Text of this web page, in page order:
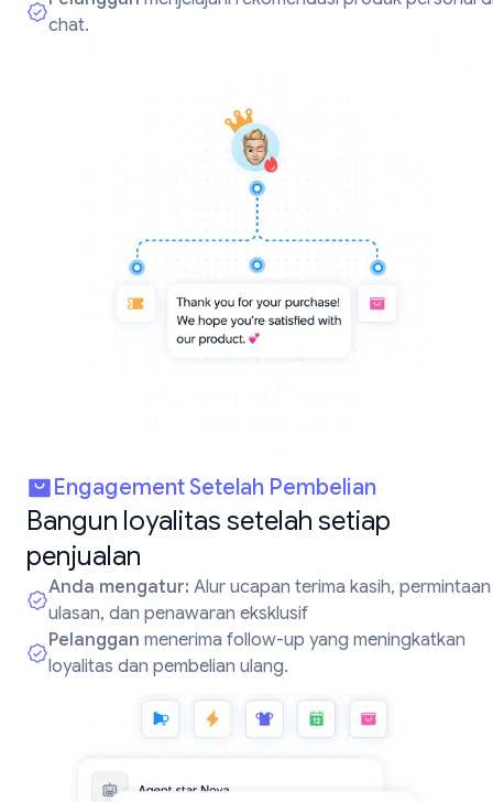
chat.
Engagement Setelah Pembelian
Bangun loyalitas setelah setiap
penjualan
Anda mengatur: Alur ucapan terima kasih, permintaan
ulasan, dan penawaran eksklusif
Pelanggan menerima follow-up yang meningkatkan
loyalitas dan pembelian ulang.